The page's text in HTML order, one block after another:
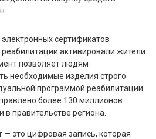
сертификатов
реабилитации активировали жители
позволяет людям
необходимые изделия строго
программой реабилитации.
более 130 миллионов
правительстве региона.
это цифровая запись, которая